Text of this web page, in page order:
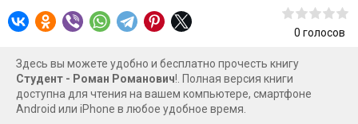
0 голосов
Здесь вы можете удобно и бесплатно прочесть книгу
Студент - Роман Романович!. Полная версия книги
доступна для чтения на вашем компьютере, смартфоне
Android или iPhone в любое удобное время.